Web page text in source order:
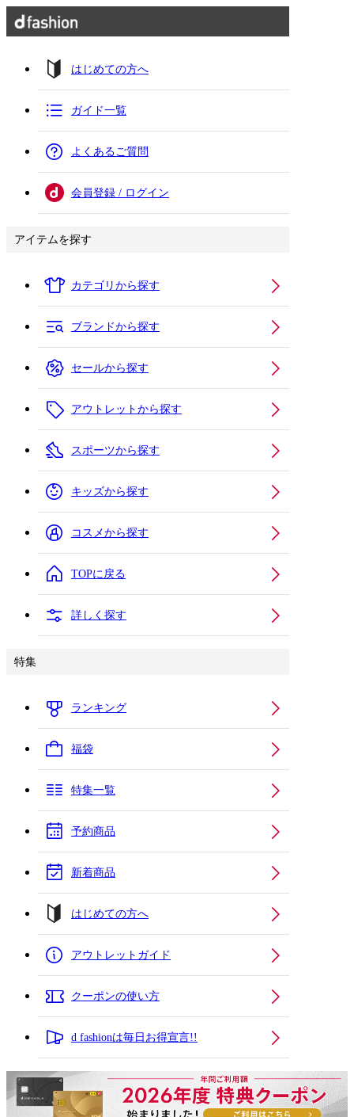
はじめての方へ
ガイド一覧
よくあるご質問
会員登録 / ログイン
アイテムを探す
カテゴリから探す
ブランドから探す
セールから探す
アウトレットから探す
スポーツから探す
キッズから探す
コスメから探す
TOPに戻る
詳しく探す
特集
ランキング
福袋
特集一覧
予約商品
新着商品
はじめての方へ
アウトレットガイド
クーポンの使い方
d fashionは毎日お得宣言!!